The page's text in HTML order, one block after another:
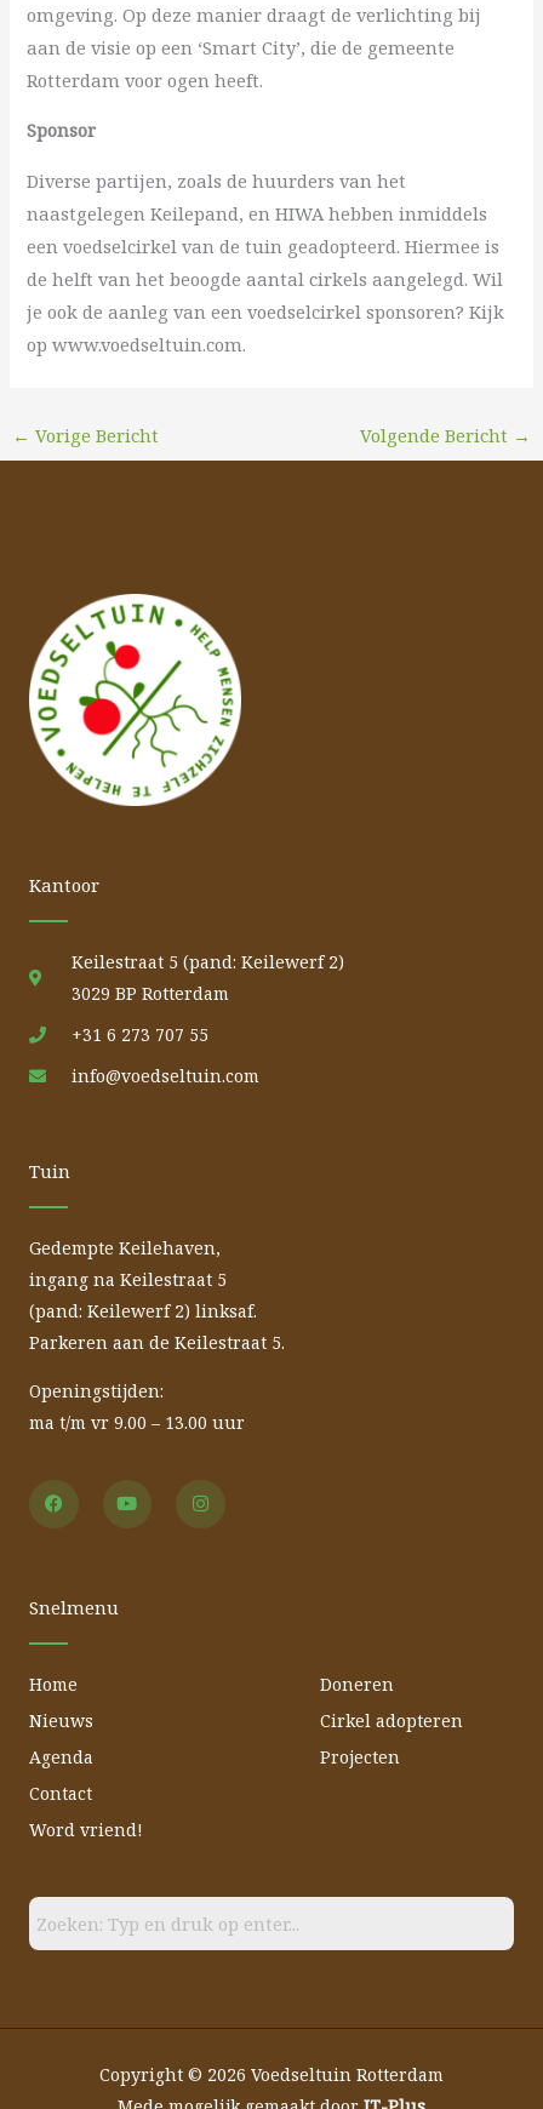
omgeving. Op deze manier draagt de verlichting bij
aan de visie op een ‘Smart City’, die de gemeente
Rotterdam voor ogen heeft.
Sponsor
Diverse partijen, zoals de huurders van het
naastgelegen Keilepand, en HIWA hebben inmiddels
een voedselcirkel van de tuin geadopteerd. Hiermee is
de helft van het beoogde aantal cirkels aangelegd. Wil
je ook de aanleg van een voedselcirkel sponsoren? Kijk
op www.voedseltuin.com.
← Vorige Bericht Volgende Bericht →
Kantoor
Keilestraat 5 (pand: Keilewerf 2)
3029 BP Rotterdam
+31 6 273 707 55
info@voedseltuin.com
Tuin
Gedempte Keilehaven,
ingang na Keilestraat 5
(pand: Keilewerf 2) linksaf.
Parkeren aan de Keilestraat 5.
Openingstijden:
ma t/m vr 9.00 – 13.00 uur
a
o
k
o n
Snelmenu
Home
Nieuws
Agenda
Contact
Word vriend!
Doneren
Cirkel adopteren
Projecten
Copyright © 2026 Voedseltuin Rotterdam